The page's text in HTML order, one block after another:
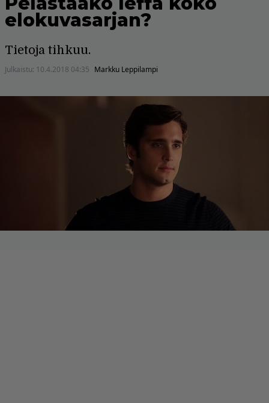
elokuvasarjan?
Tietoja tihkuu.
Julkaistu: 10.4.2018 04:35 Markku Leppilampi